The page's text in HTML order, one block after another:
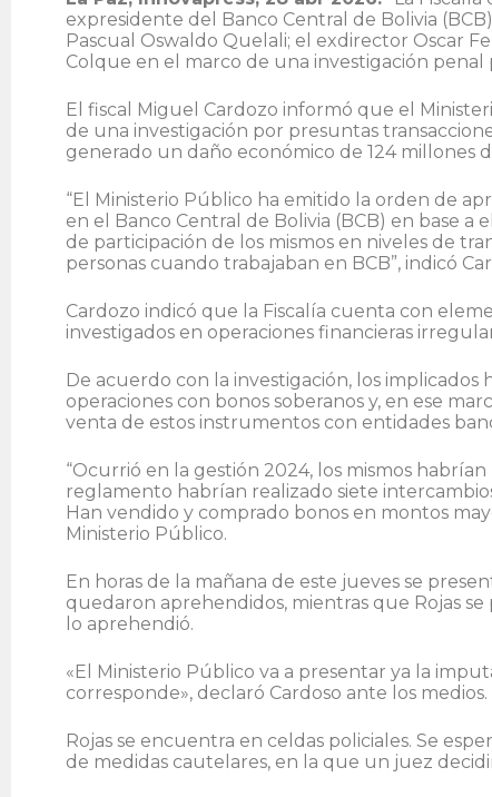
expresidente del Banco Central de Bolivia
Pascual Oswaldo Quelali; el exdirector Oscar
Colque en el marco de una investigación penal
El fiscal Miguel Cardozo informó que el
de una investigación por presuntas
generado un daño económico de 124 millones
“El Ministerio Público ha emitido la orden de
en el Banco Central de Bolivia (BCB) en base
de participación de los mismos en niveles de
personas cuando trabajaban en BCB”, indicó
Cardozo indicó que la Fiscalía cuenta con
investigados en operaciones financieras
De acuerdo con la investigación, los
operaciones con bonos soberanos y, en ese
venta de estos instrumentos con entidades
“Ocurrió en la gestión 2024, los mismos
reglamento habrían realizado siete
Han vendido y comprado bonos en montos
Ministerio Público.
En horas de la mañana de este jueves se
quedaron aprehendidos, mientras que Rojas
lo aprehendió.
«El Ministerio Público va a presentar ya la
corresponde», declaró Cardoso ante los medios.
Rojas se encuentra en celdas policiales. Se
de medidas cautelares, en la que un juez